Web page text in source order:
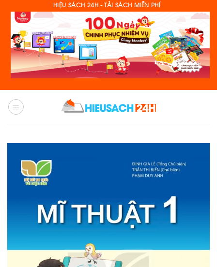
content
HIỆU SÁCH 24H - TẢI SÁCH MIỄN PHÍ